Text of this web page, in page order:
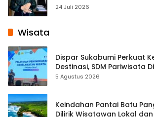
Pembelajaran Digital
24 Juli 2026
Wisata
Dispar Sukabumi Perkuat
Destinasi, SDM Pariwisata
hingga Teknik Evakuasi
5 Agustus 2026
Keindahan Pantai Batu
Dilirik Wisatawan Lokal